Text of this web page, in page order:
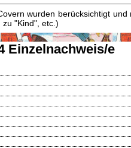
wurden berücksichtigt
"Kind", etc.)
Einzelnachweis/e